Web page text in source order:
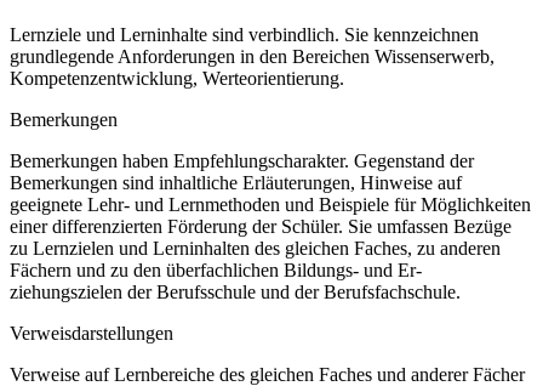
Lernziele und Lerninhalte sind verbindlich. Sie kennzeichnen
grundlegende Anforderungen in den Bereichen Wissenserwerb,
Kompetenzentwicklung, Werteorientierung.
Bemerkungen
Bemerkungen haben Empfehlungscharakter. Gegenstand der
Bemerkungen sind inhaltliche Erläuterungen, Hinweise auf
geeignete Lehr- und Lernmethoden und Beispiele für Möglichkeiten
einer differenzierten Förderung der Schüler. Sie umfassen Bezüge
zu Lernzielen und Lerninhalten des gleichen Faches, zu anderen
Fächern und zu den überfachlichen Bildungs- und Er-
ziehungszielen der Berufsschule und der Berufsfachschule.
Verweisdarstellungen
Verweise auf Lernbereiche des gleichen Faches und anderer Fächer